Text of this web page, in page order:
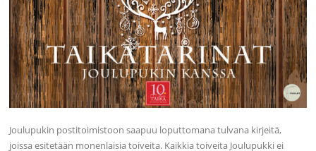
Joulupukin postitoimistoon saapuu loputtomana tulvana kirjeitä,
joissa esitetään monenlaisia toiveita. Kaikkia toiveita Joulupukki ei